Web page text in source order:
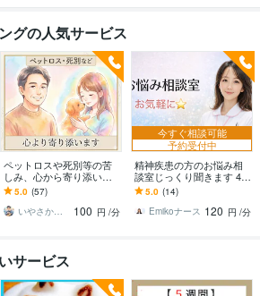
グの人気サービス
ペットロスや死別等の苦
しみ、心から寄り添いま
す 止まった時計の針、無
理に動かさなくて大丈夫
ですから
5.0 (57)
いやさか☆やすらぎの傾聴者
100 円 /分
今すぐ相談可能
予約受付中
精神疾患の方のお悩み相
談室じっくり聞きます 48
時間以内にあなただけの
Word資料を無料でお届け
します
5.0 (14)
Emikoナース 120 円 /分
サービス